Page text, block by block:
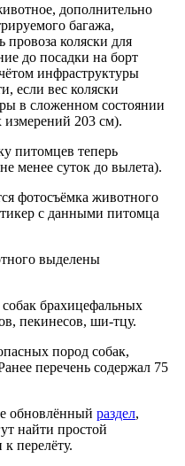
дополнительно
багажа,
провоза коляски для
до посадки на борт
инфраструктуры
если вес коляски
в сложенном состоянии
203 см).
питомцев теперь
менее суток до вылета).
фотосъёмка животного
с данными питомца
выделены
брахицефальных
пекинесов, ши-тцу.
пород собак,
перечень содержал 75
обновлённый раздел,
найти простой
перелёту.